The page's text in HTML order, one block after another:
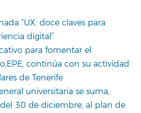
“UX: doce claves para
digital”
para fomentar el
continúa con su actividad
de Tenerife
universitaria se suma,
30 de diciembre, al plan de